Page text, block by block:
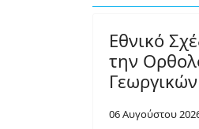
Εθνικό
την
06 Αυγούστου